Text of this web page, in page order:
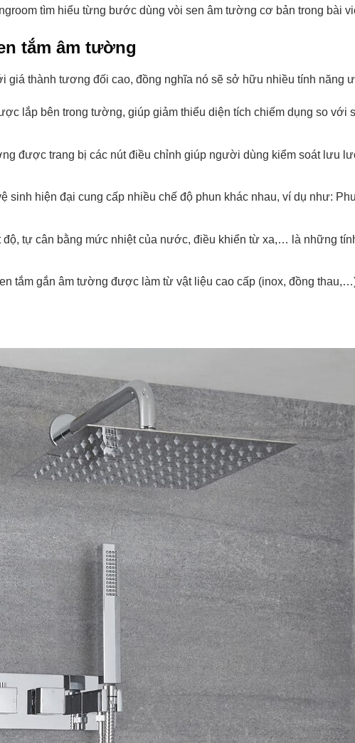
tìm hiểu từng bước dùng vòi sen âm tường cơ bản trong bài
tắm âm tường
giá thành tương đối cao, đồng nghĩa nó sẽ sở hữu nhiều tính năng
lắp bên trong tường, giúp giảm thiểu diện tích chiếm dụng so với
được trang bị các nút điều chỉnh giúp người dùng kiểm soát lưu
sinh hiện đại cung cấp nhiều chế độ phun khác nhau, ví dụ như:
độ, tự cân bằng mức nhiệt của nước, điều khiển từ xa,… là những
tắm gắn âm tường được làm từ vật liệu cao cấp (inox, đồng